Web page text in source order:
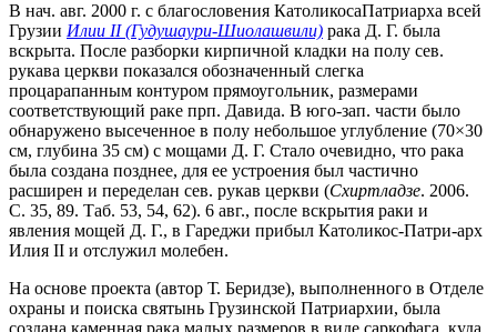
В нач. авг. 2000 г. с благословения КатоликосаПатриарха всей
Грузии Илии II (Гудушаури-Шиолашвили) рака Д. Г. была
вскрыта. После разборки кирпичной кладки на полу сев.
рукава церкви показался обозначенный слегка
процарапанным контуром прямоугольник, размерами
соответствующий раке прп. Давида. В юго-зап. части было
обнаружено высеченное в полу небольшое углубление (70×30
см, глубина 35 см) с мощами Д. Г. Стало очевидно, что рака
была создана позднее, для ее устроения был частично
расширен и переделан сев. рукав церкви (Схиртладзе. 2006.
С. 35, 89. Таб. 53, 54, 62). 6 авг., после вскрытия раки и
явления мощей Д. Г., в Гареджи прибыл Католикос-Патри-арх
Илия II и отслужил молебен.
На основе проекта (автор Т. Беридзе), выполненного в Отделе
охраны и поиска святынь Грузинской Патриархии, была